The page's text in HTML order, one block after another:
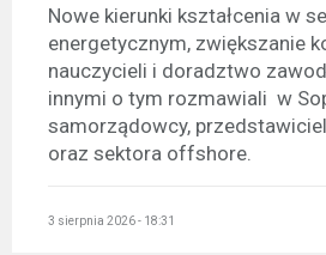
Nowe kierunki kształcenia w
energetycznym, zwiększanie
nauczycieli i doradztwo
innymi o tym rozmawiali w
samorządowcy,
oraz sektora offshore.
3 sierpnia 2026 - 18:31